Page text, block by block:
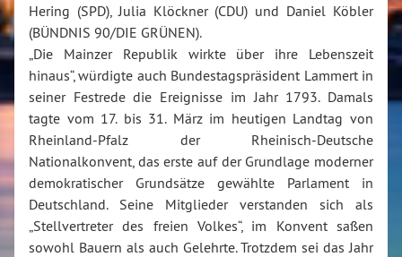
Hering (SPD), Julia Klöckner (CDU) und Daniel Köbler
(BÜNDNIS 90/DIE GRÜNEN).
„Die Mainzer Republik wirkte über ihre Lebenszeit
hinaus“, würdigte auch Bundestagspräsident Lammert in
seiner Festrede die Ereignisse im Jahr 1793. Damals
tagte vom 17. bis 31. März im heutigen Landtag von
Rheinland-Pfalz der Rheinisch-Deutsche
Nationalkonvent, das erste auf der Grundlage moderner
demokratischer Grundsätze gewählte Parlament in
Deutschland. Seine Mitglieder verstanden sich als
„Stellvertreter des freien Volkes“, im Konvent saßen
sowohl Bauern als auch Gelehrte. Trotzdem sei das Jahr